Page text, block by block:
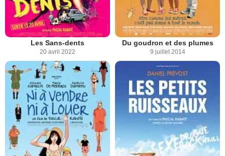
Les Sans-dents
20 avril 2022
Du goudron et des plumes
9 juillet 2014